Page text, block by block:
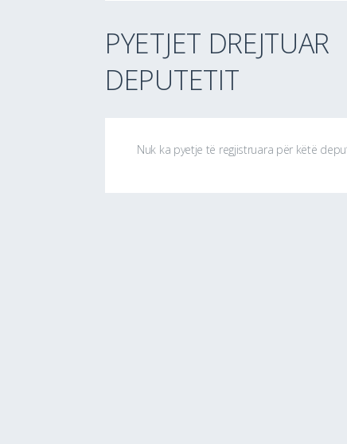
PYETJET DREJTUAR
DEPUTETIT
Nuk ka pyetje të regjistruara për këtë